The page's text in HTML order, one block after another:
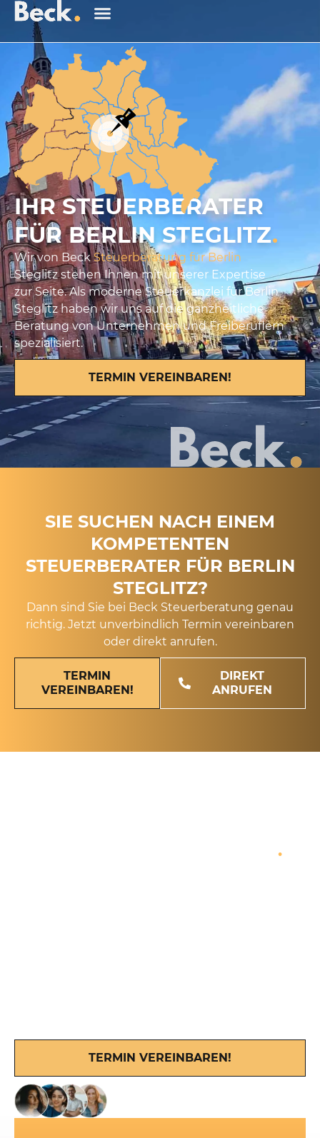
IHR STEUERBERATER
FÜR BERLIN STEGLITZ.
Wir von BeckSteuerberatung für Berlin
Steglitz stehen Ihnen mit unserer Expertise
zur Seite. Als moderne Steuerkanzlei für Berlin
Steglitz haben wir uns auf die ganzheitliche
Beratung von Unternehmen und Freiberuflern
spezialisiert.
TERMIN VEREINBAREN!
SIE SUCHEN NACH EINEM
KOMPETENTEN
STEUERBERATER FÜR BERLIN
STEGLITZ?
Dann sind Sie bei Beck Steuerberatung genau
richtig. Jetzt unverbindlich Termin vereinbaren
oder direkt anrufen.
TERMIN
VEREINBAREN!
DIREKT
ANRUFEN
.
TERMIN VEREINBAREN!